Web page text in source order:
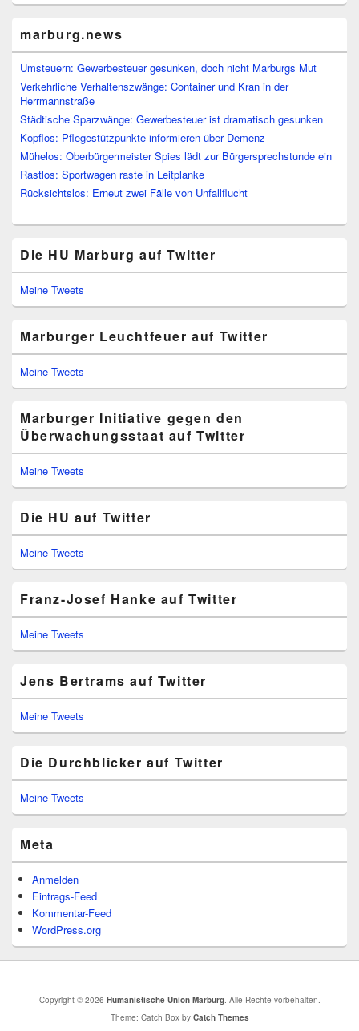
marburg.news
Umsteuern: Gewerbesteuer gesunken, doch nicht Marburgs Mut
Verkehrliche Verhaltenszwänge: Container und Kran in der
Herrmannstraße
Städtische Sparzwänge: Gewerbesteuer ist dramatisch gesunken
Kopflos: Pflegestützpunkte informieren über Demenz
Mühelos: Oberbürgermeister Spies lädt zur Bürgersprechstunde ein
Rastlos: Sportwagen raste in Leitplanke
Rücksichtslos: Erneut zwei Fälle von Unfallflucht
Die HU Marburg auf Twitter
Meine Tweets
Marburger Leuchtfeuer auf Twitter
Meine Tweets
Marburger Initiative gegen den
Überwachungsstaat auf Twitter
Meine Tweets
Die HU auf Twitter
Meine Tweets
Franz-Josef Hanke auf Twitter
Meine Tweets
Jens Bertrams auf Twitter
Meine Tweets
Die Durchblicker auf Twitter
Meine Tweets
Meta
Anmelden
Eintrags-Feed
Kommentar-Feed
WordPress.org
Copyright © 2026 Humanistische Union Marburg. Alle Rechte vorbehalten.
Theme: Catch Box by Catch Themes